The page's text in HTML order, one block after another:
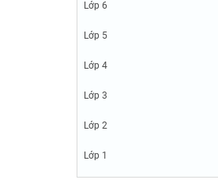
Lớp 6
Lớp 5
Lớp 4
Lớp 3
Lớp 2
Lớp 1